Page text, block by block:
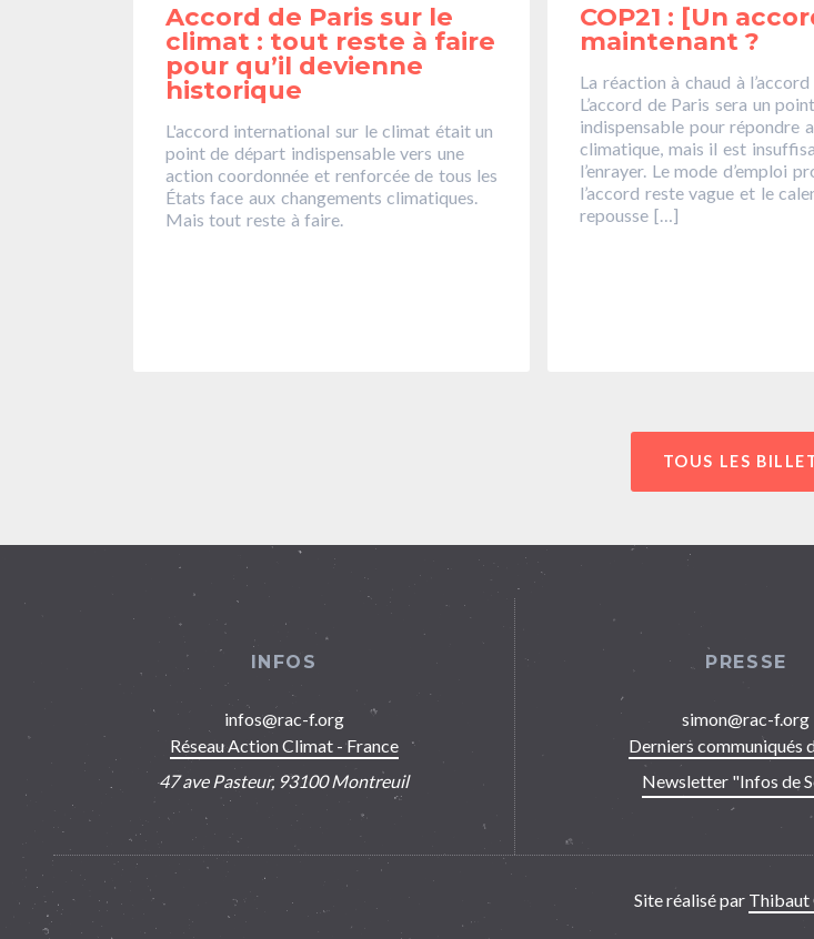
Accord de Paris sur le
climat : tout reste à faire
pour qu’il devienne
historique
L'accord international sur le climat était un
point de départ indispensable vers une
action coordonnée et renforcée de tous les
États face aux changements climatiques.
Mais tout reste à faire.
COP21 : [Un
maintenant ?
La réaction à chaud à
L’accord de Paris sera un
indispensable pour répondre
climatique, mais il est
l’enrayer. Le mode d’emploi
l’accord reste vague et le
repousse […]
TOUS LES
INFOS
infos@rac-f.org
Réseau Action Climat - France
47 ave Pasteur, 93100 Montreuil
PRESSE
simon@rac-f.org
Derniers communiqués
Newsletter "Infos de
Site réalisé par Thibaut